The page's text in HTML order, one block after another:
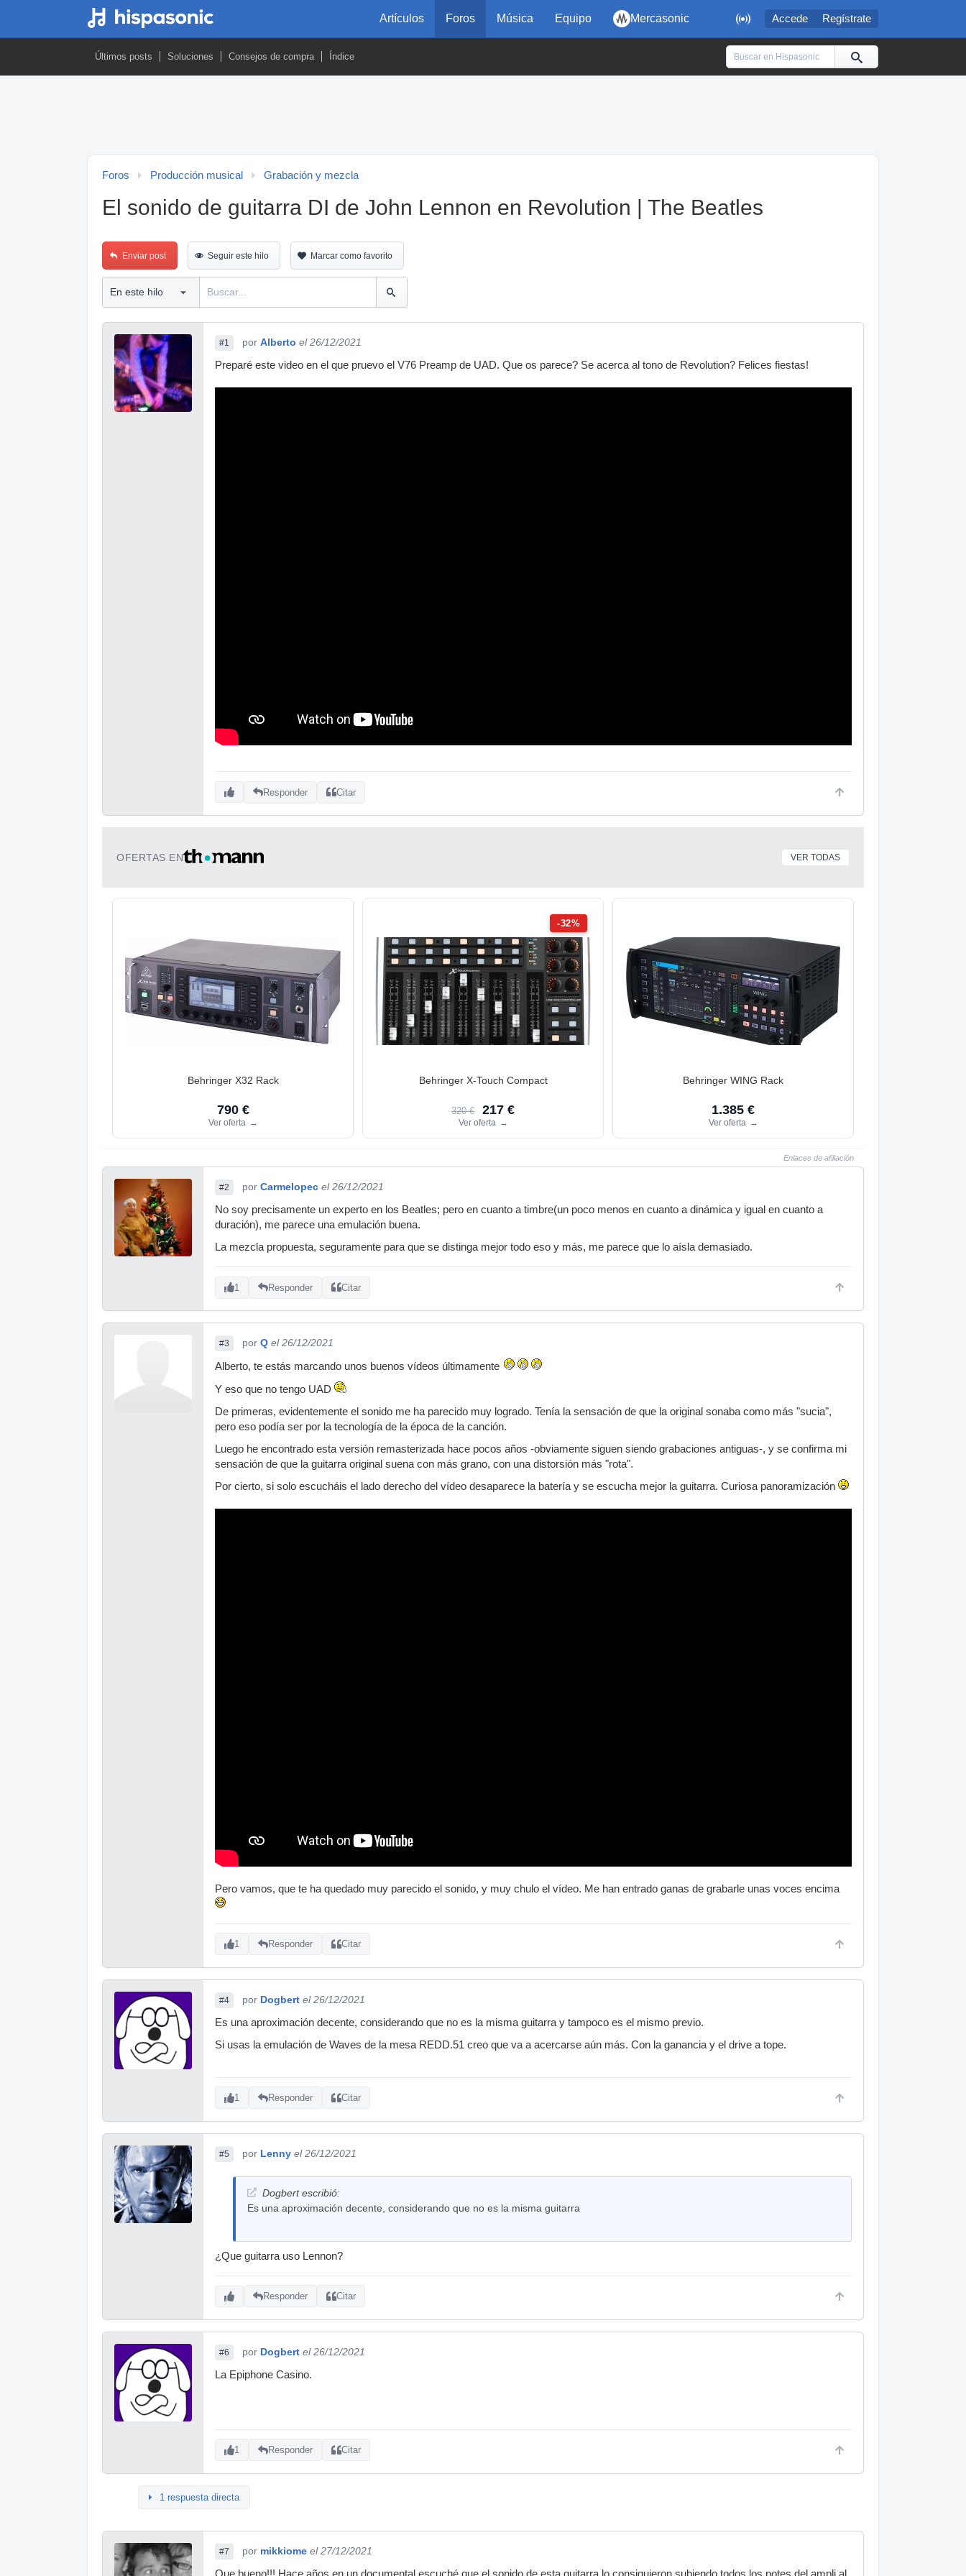
 Accede Regístrate
Artículos Foros Música Equipo Mercasonic
Últimos posts Soluciones Consejos de compra Índice
Foros Producción musical Grabación y mezcla
El sonido de guitarra DI de John Lennon en Revolution | The Beatles
Enviar post Seguir este hilo Marcar como favorito
#1 por Alberto el 26/12/2021
Preparé este video en el que pruevo el V76 Preamp de UAD. Que os parece? Se acerca al tono de Revolution? Felices fiestas!
Responder Citar
OFERTAS EN VER TODAS
Behringer X32 Rack
790 €
Ver oferta →
-32%
Behringer X-Touch Compact
320 € 217 €
Ver oferta →
Behringer WING Rack
1.385 €
Ver oferta →
Enlaces de afiliación
#2 por Carmelopec el 26/12/2021
No soy precisamente un experto en los Beatles; pero en cuanto a timbre(un poco menos en cuanto a dinámica y igual en cuanto a
duración), me parece una emulación buena.
La mezcla propuesta, seguramente para que se distinga mejor todo eso y más, me parece que lo aísla demasiado.
1 Responder Citar
#3 por Q el 26/12/2021
Alberto, te estás marcando unos buenos vídeos últimamente
Y eso que no tengo UAD
De primeras, evidentemente el sonido me ha parecido muy logrado. Tenía la sensación de que la original sonaba como más "sucia",
pero eso podía ser por la tecnología de la época de la canción.
Luego he encontrado esta versión remasterizada hace pocos años -obviamente siguen siendo grabaciones antiguas-, y se confirma mi
sensación de que la guitarra original suena con más grano, con una distorsión más "rota".
Por cierto, si solo escucháis el lado derecho del vídeo desaparece la batería y se escucha mejor la guitarra. Curiosa panoramización
Pero vamos, que te ha quedado muy parecido el sonido, y muy chulo el vídeo. Me han entrado ganas de grabarle unas voces encima
1 Responder Citar
#4 por Dogbert el 26/12/2021
Es una aproximación decente, considerando que no es la misma guitarra y tampoco es el mismo previo.
Si usas la emulación de Waves de la mesa REDD.51 creo que va a acercarse aún más. Con la ganancia y el drive a tope.
1 Responder Citar
#5 por Lenny el 26/12/2021
Dogbert escribió:
Es una aproximación decente, considerando que no es la misma guitarra
¿Que guitarra uso Lennon?
Responder Citar
#6 por Dogbert el 26/12/2021
La Epiphone Casino.
1 Responder Citar
1 respuesta directa
#7 por mikkiome el 27/12/2021
Que bueno!!! Hace años en un documental escuché que el sonido de esta guitarra lo consiguieron subiendo todos los potes del ampli al